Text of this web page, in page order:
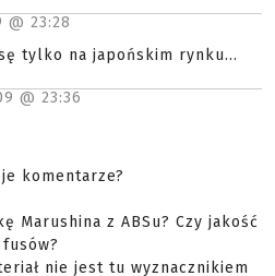
@ 23:28
tylko na japońskim rynku...
@ 23:36
komentarze?
Marushina z ABSu? Czy jakość
nie jest tu wyznacznikiem